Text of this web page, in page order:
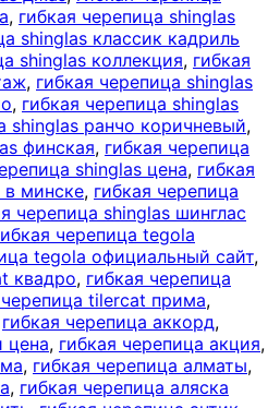
, гибкая черепица shinglas
shinglas классик кадриль
shinglas коллекция, гибкая
, гибкая черепица shinglas
, гибкая черепица shinglas
shinglas ранчо коричневый,
финская, гибкая черепица
shinglas цена, гибкая
в минске, гибкая черепица
черепица shinglas шинглас
черепица tegola
tegola официальный сайт,
квадро, гибкая черепица
черепица tilercat прима,
гибкая черепица аккорд,
цена, гибкая черепица акция,
, гибкая черепица алматы,
, гибкая черепица аляска